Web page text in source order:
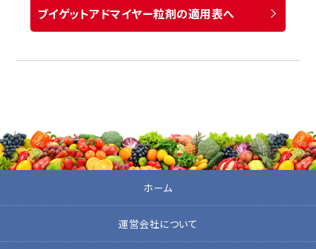
ブイゲットアドマイヤー粒剤の適用表へ
ホーム
運営会社について